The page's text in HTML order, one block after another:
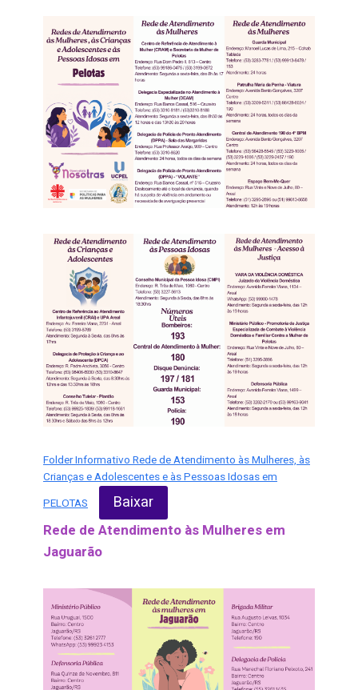
Folder Informativo Rede de Atendimento às Mulheres, às
Crianças e Adolescentes e às Pessoas Idosas em
PELOTAS
Baixar
Rede de Atendimento às Mulheres em
Jaguarão